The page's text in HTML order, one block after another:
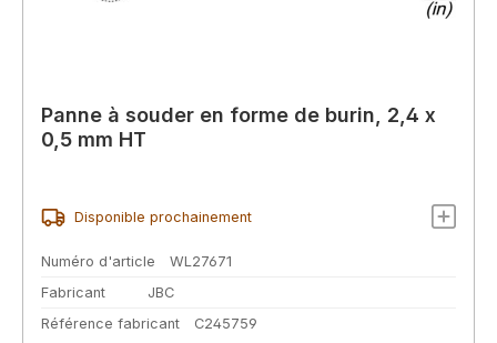
Panne à souder en forme de burin, 2,4 x
0,5 mm HT
Disponible prochainement
Numéro d'article
WL27671
Fabricant
JBC
Référence fabricant
C245759